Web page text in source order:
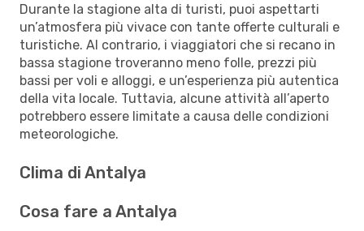
Durante la stagione alta di turisti, puoi aspettarti
un’atmosfera più vivace con tante offerte culturali e
turistiche. Al contrario, i viaggiatori che si recano in
bassa stagione troveranno meno folle, prezzi più
bassi per voli e alloggi, e un’esperienza più autentica
della vita locale. Tuttavia, alcune attività all’aperto
potrebbero essere limitate a causa delle condizioni
meteorologiche.
Clima di Antalya
Cosa fare a Antalya